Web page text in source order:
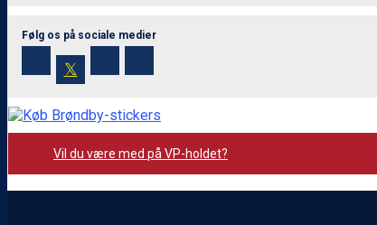
Følg os på sociale medier
𝕏
Vil du være med på VP-holdet?